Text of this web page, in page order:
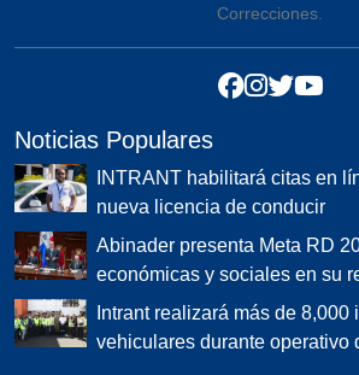
Correcciones.
Noticias Populares
INTRANT habilitará citas en
nueva licencia de conducir
Abinader presenta Meta RD
económicas y sociales en su
Intrant realizará más de 8,000
vehiculares durante operativo